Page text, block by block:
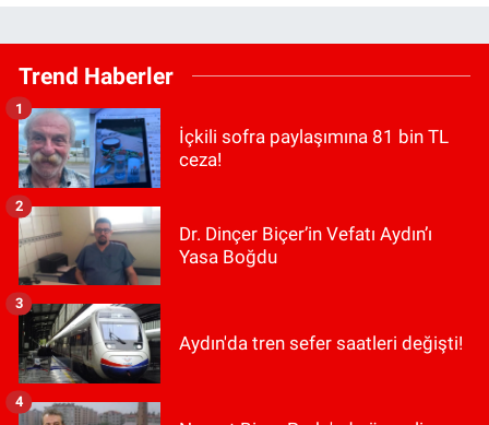
Trend Haberler
İçkili sofra paylaşımına 81 bin TL
ceza!
1
Dr. Dinçer Biçer’in Vefatı Aydın’ı
Yasa Boğdu
2
Aydın'da tren sefer saatleri değişti!
3
4